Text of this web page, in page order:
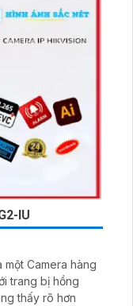
IU
một Camera hàng
thấy rõ hơn